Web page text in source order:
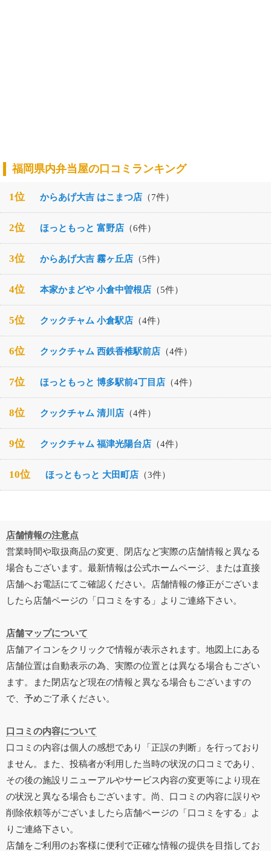
福岡県内弁当屋の口コミランキング
1位 からあげ大吉 はこまつ店 （7件）
2位 ほっともっと 富野店 （6件）
3位 からあげ大吉 霧ヶ丘店 （5件）
4位 本家かまどや 小倉中曽根店 （5件）
5位 クックチャム 小倉駅店 （4件）
6位 クックチャム 西鉄香椎駅前店 （4件）
7位 ほっともっと 博多駅前4丁目店 （4件）
8位 クックチャム 清川店 （4件）
9位 クックチャム 福津光陽台店 （4件）
10位 ほっともっと 大田町店 （3件）
店舗情報の注意点
営業時間や取扱商品の変更、閉店など実際の店舗情報と異なる
場合もございます。最新情報は公式ホームページ、または直接
店舗へお電話にてご確認ください。店舗情報の修正がございま
したら店舗ページの「口コミをする」よりご連絡下さい。
店舗マップについて
店舗アイコンをクリックで情報が表示されます。地図上にある
店舗位置は自動表示の為、実際の位置とは異なる場合もござい
ます。また閉店など現在の情報と異なる場合もございますの
で、予めご了承ください。
口コミの内容について
口コミの内容は個人の感想であり「正誤の判断」を行っており
ません。また、投稿者が利用した当時の状況の口コミであり、
その後の施設リニューアルやサービス内容の変更等により現在
の状況と異なる場合もございます。尚、口コミの内容に誤りや
削除依頼等がございましたら店舗ページの「口コミをする」よ
りご連絡下さい。
店舗をご利用のお客様に便利で正確な情報の提供を目指してお